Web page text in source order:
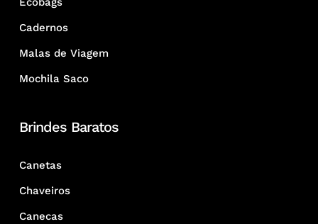
Cadernos
Malas de Viagem
Mochila Saco
Brindes Baratos
Canetas
Chaveiros
Canecas